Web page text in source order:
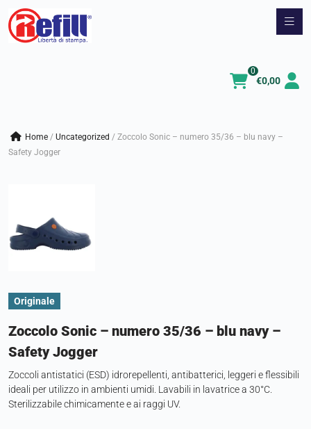
Vai
€0,00
0
Home / uncategorized / Zoccolo Sonic – numero 35/36 – blu navy –
Safety Jogger
Originale
Zoccolo Sonic – numero 35/36 – blu navy –
Safety Jogger
Zoccoli antistatici (ESD) idrorepellenti, antibatterici, leggeri e flessibili
ideali per utilizzo in ambienti umidi. Lavabili in lavatrice a 30°C.
Sterilizzabile chimicamente e ai raggi UV.